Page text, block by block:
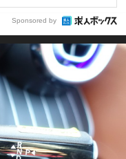
Sponsored by